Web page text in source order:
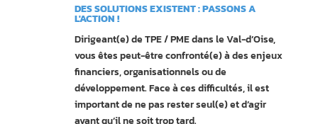
DES SOLUTIONS EXISTENT : PASSONS A
L'ACTION !
Dirigeant(e) de TPE / PME dans le Val-d’Oise,
vous êtes peut-être confronté(e) à des enjeux
financiers, organisationnels ou de
développement. Face à ces difficultés, il est
important de ne pas rester seul(e) et d’agir
avant qu’il ne soit trop tard.